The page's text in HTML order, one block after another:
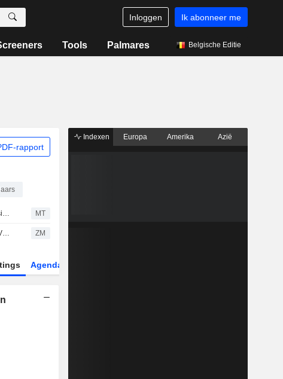
Inloggen Ik abonneer me
Tools Palmares Belgische Editie
rapport
Hartford Insurance neemt divisie werknemersverzekeringen van Equitable over MT
HARTFORD FINANCIAL SERVICES GROUP (THE), INC. : Een koopadvies van Raymond James ZM
Agenda
Indexen Europa Amerika Azië